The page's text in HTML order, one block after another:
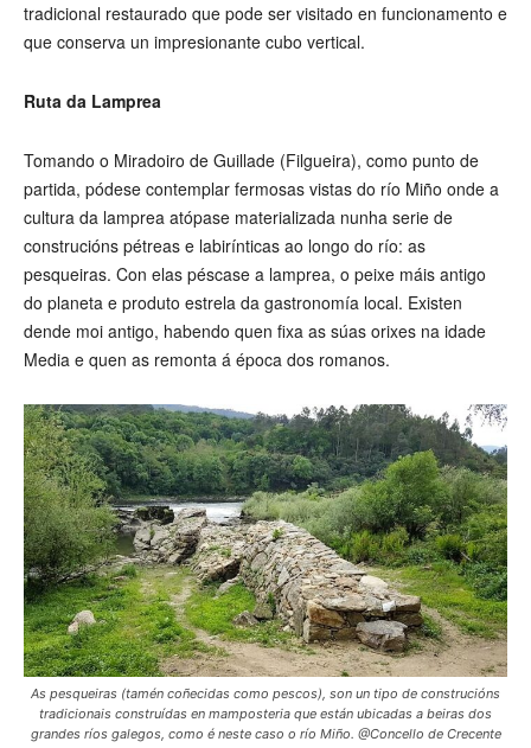
tradicional restaurado que pode ser visitado en funcionamento e
que conserva un impresionante cubo vertical.
Ruta da Lamprea
Tomando o Miradoiro de Guillade (Filgueira), como punto de
partida, pódese contemplar fermosas vistas do río Miño onde a
cultura da lamprea atópase materializada nunha serie de
construcións pétreas e labirínticas ao longo do río: as
pesqueiras. Con elas péscase a lamprea, o peixe máis antigo
do planeta e produto estrela da gastronomía local. Existen
dende moi antigo, habendo quen fixa as súas orixes na idade
Media e quen as remonta á época dos romanos.
As pesqueiras (tamén coñecidas como pescos), son un tipo de construcións
tradicionais construídas en mamposteria que están ubicadas a beiras dos
grandes ríos galegos, como é neste caso o río Miño. @Concello de Crecente